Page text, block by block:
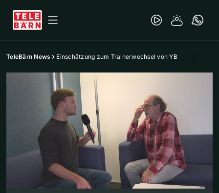
TeleBärn News Einschätzung zum Trainerwechsel von YB